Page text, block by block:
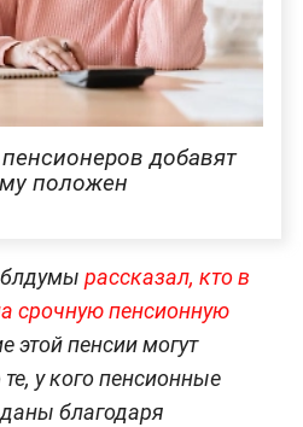
добавят
положен
рассказал, кто в
срочную пенсионную
этой пенсии могут
у кого пенсионные
благодаря